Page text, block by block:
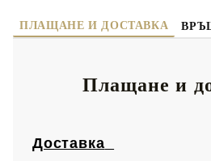
ПЛАЩАНЕ И ДОСТАВКА
Плащане и
Доставка